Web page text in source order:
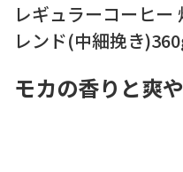
レギュラーコーヒ
レンド(中細挽き
モカの香りと爽